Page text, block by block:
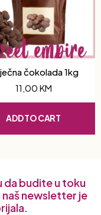
čokolada 1kg
11,00 KM
ADD TO CART
da budite u toku
newsletter je